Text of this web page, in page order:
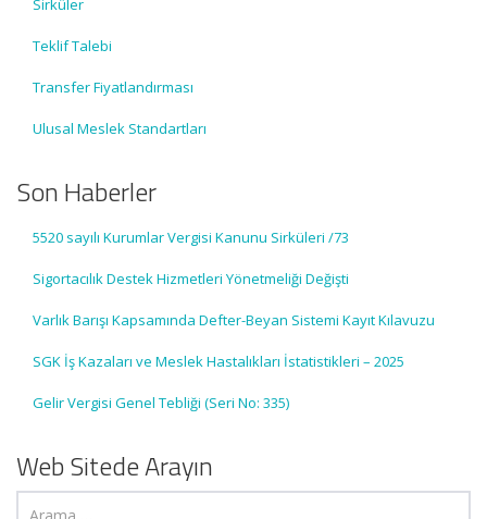
Sirküler
Teklif Talebi
Transfer Fiyatlandırması
Ulusal Meslek Standartları
Son Haberler
5520 sayılı Kurumlar Vergisi Kanunu Sirküleri /73
Sigortacılık Destek Hizmetleri Yönetmeliği Değişti
Varlık Barışı Kapsamında Defter-Beyan Sistemi Kayıt Kılavuzu
SGK İş Kazaları ve Meslek Hastalıkları İstatistikleri – 2025
Gelir Vergisi Genel Tebliği (Seri No: 335)
Web Sitede Arayın